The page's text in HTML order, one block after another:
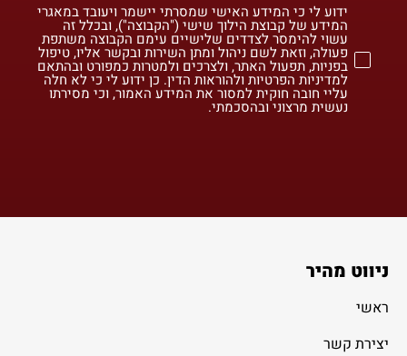
ידוע לי כי המידע האישי שמסרתי יישמר ויעובד במאגרי
המידע של קבוצת הילוך שישי ("הקבוצה"), ובכלל זה
עשוי להימסר לצדדים שלישיים עימם הקבוצה משתפת
פעולה, וזאת לשם ניהול ומתן השירות ובקשר אליו, טיפול
בפניות, תפעול האתר, ולצרכים ולמטרות כמפורט ובהתאם
למדיניות הפרטיות ולהוראות הדין. כן ידוע לי כי לא חלה
עליי חובה חוקית למסור את המידע האמור, וכי מסירתו
נעשית מרצוני ובהסכמתי.
ניווט מהיר
ראשי
יצירת קשר